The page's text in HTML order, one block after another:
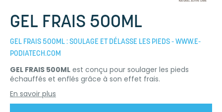
GEL FRAIS 500ML
GEL FRAIS 500ML : SOULAGE ET DÉLASSE LES PIEDS - WWW.E-
PODIATECH.COM
GEL FRAIS 500ML est conçu pour soulager les pieds
échauffés et enflés grâce à son effet frais.
En savoir plus